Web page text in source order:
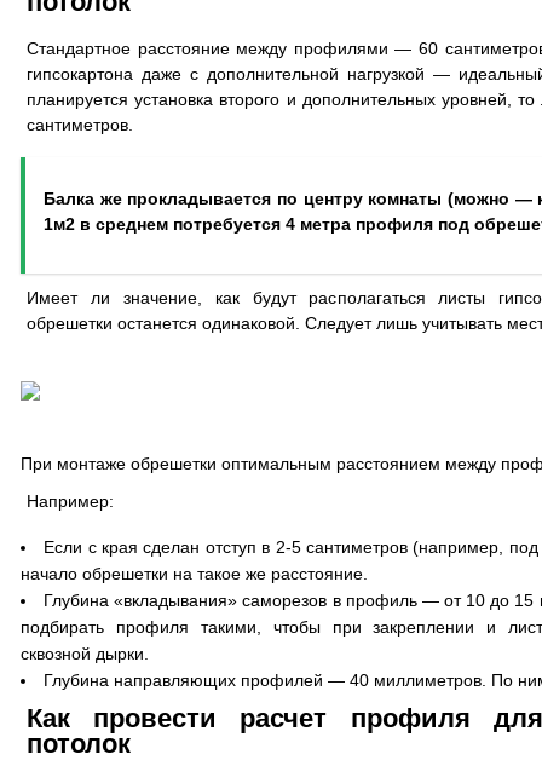
Стандартное расстояние между профилями — 60
гипсокартона даже с дополнительной нагрузкой —
планируется установка второго и дополнительных уровней,
сантиметров.
Балка же прокладывается по центру комнаты (можно —
1м2 в среднем потребуется 4 метра профиля под
Имеет ли значение, как будут располагаться листы
обрешетки останется одинаковой. Следует лишь учитывать
При монтаже обрешетки оптимальным расстоянием между
Например:
Если с края сделан отступ в 2-5 сантиметров (например, под
начало обрешетки на такое же расстояние.
Глубина «вкладывания» саморезов в профиль — от 10 до
подбирать профиля такими, чтобы при закреплении и
сквозной дырки.
Глубина направляющих профилей — 40 миллиметров. По
Как провести расчет профиля
потолок